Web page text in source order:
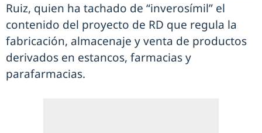
Ruiz, quien ha tachado de “inverosímil” el
contenido del proyecto de RD que regula la
fabricación, almacenaje y venta de productos
derivados en estancos, farmacias y
parafarmacias.